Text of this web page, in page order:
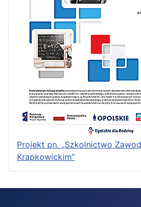
Projekt pn. „Szkolnictwo
Krapkowickim”